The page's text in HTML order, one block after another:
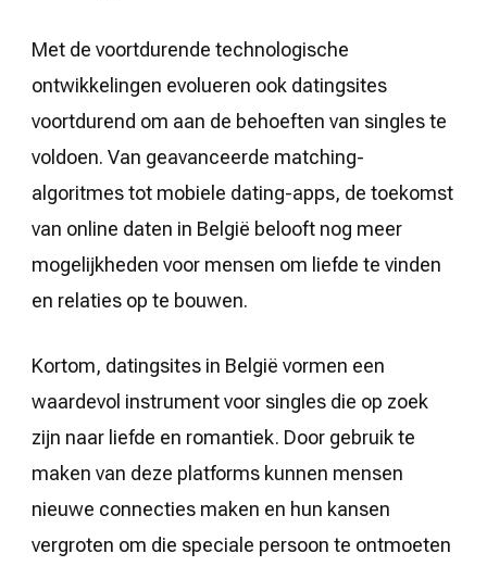
Met de voortdurende technologische
ontwikkelingen evolueren ook datingsites
voortdurend om aan de behoeften van singles te
voldoen. Van geavanceerde matching-
algoritmes tot mobiele dating-apps, de toekomst
van online daten in België belooft nog meer
mogelijkheden voor mensen om liefde te vinden
en relaties op te bouwen.
Kortom, datingsites in België vormen een
waardevol instrument voor singles die op zoek
zijn naar liefde en romantiek. Door gebruik te
maken van deze platforms kunnen mensen
nieuwe connecties maken en hun kansen
vergroten om die speciale persoon te ontmoeten